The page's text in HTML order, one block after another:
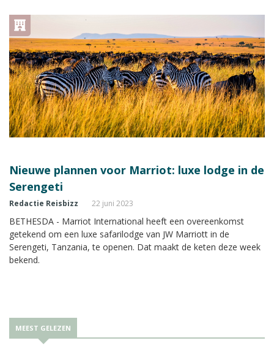
Nieuwe plannen voor Marriot: luxe lodge in de
Serengeti
Redactie Reisbizz 22 juni 2023
BETHESDA - Marriot International heeft een overeenkomst
getekend om een luxe safarilodge van JW Marriott in de
Serengeti, Tanzania, te openen. Dat maakt de keten deze week
bekend.
MEEST GELEZEN